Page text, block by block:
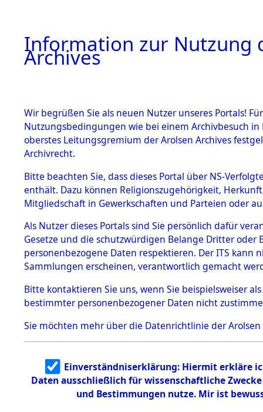
BESTÄNDE
1.
mente
5. Verschiedenes
5.3
Todesmärsche
5.3.1 Alliierte
Erhebungen
zu
Todesmärsch
en
5.3.2
Identifizierun
g
5.3.3
Todesmärsch
Dead -
Branch -
0079
Information zur Nutzung
Archives
Wir begrüßen Sie als neuen Nutzer unseres Portals!
Nutzungsbedingungen wie bei einem Archivbesuch
oberstes Leitungsgremium der Arolsen Archives
Archivrecht.
Bitte beachten Sie, dass dieses Portal über NS-
enthält. Dazu können Religionszugehörigkeit,
Mitgliedschaft in Gewerkschaften und Parteien oder
Als Nutzer dieses Portals sind Sie persönlich dafür
Gesetze und die schutzwürdigen Belange Dritter
personenbezogene Daten respektieren. Der ITS
Sammlungen erscheinen, verantwortlich gemacht
Bitte kontaktieren Sie uns, wenn Sie beispielsweiser
bestimmter personenbezogener Daten nicht
Sie möchten mehr über die Datenrichtlinie der Arolsen
Einverständniserklärung: Hiermit erkläre
Daten ausschließlich für wissenschaftliche
und Bestimmungen nutze. Mir ist